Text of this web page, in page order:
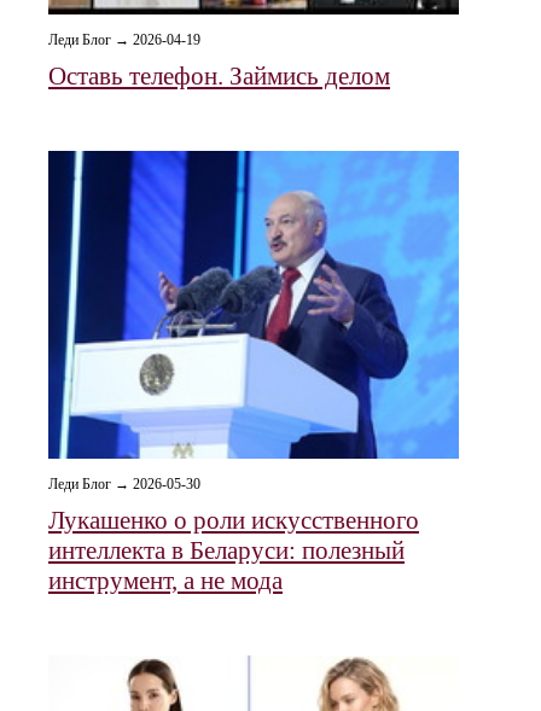
Леди Блог → 2026-04-19
Оставь телефон. Займись делом
Леди Блог → 2026-05-30
Лукашенко о роли искусственного
интеллекта в Беларуси: полезный
инструмент, а не мода